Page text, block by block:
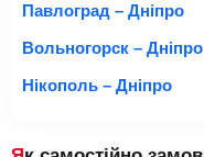
Павлоград – Дніпро
Вольногорск – Дніпро
Нікополь – Дніпро